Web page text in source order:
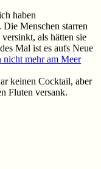
haben
Die Menschen starren
als hätten sie
Mal ist es aufs Neue
nicht mehr am Meer
keinen Cocktail, aber
Fluten versank.